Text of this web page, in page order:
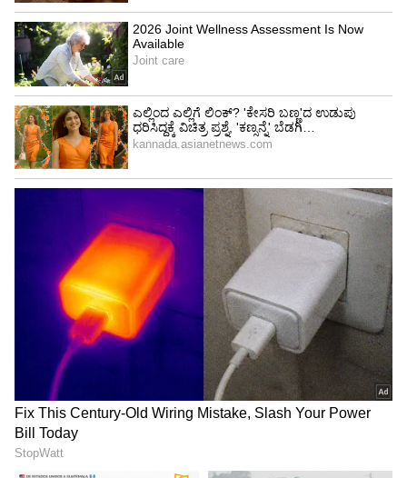
ಜೊತೆ ಚೆಲ್ಲಾಟವಾಡುತ್ತಿದೆ. ರಾಜ್ಯದಲ್ಲಿ ಕೊರೋನಾ ಸೋಂಕು
ಪ್ರಕರಣಗಳು ದಿನದಿಂದ ದಿನಕ್ಕೆ ಹೆಚ್ಚಳವಾಗುತ್ತಿದ್ದು, ಸರ್ಕಾರ
ನಿಯಂತ್ರಣಕ್ಕೆ ಮುಂದಾಗಿದೆ. ಆದರೆ, ಕಾಂಗ್ರೆಸ್‌ ಪಾದಯಾತ್ರೆ
ಹೆಸರಿನಲ್ಲಿ ಜನರ ಗುಂಪು ಕಟ್ಟಿಕೊಂಡು ಸರ್ಕಾರದ
ನಿಯಮಗಳನ್ನು ಗಾಳಿಗೆ ತೂರುತ್ತಿದೆ ಎಂದು ಪ್ರಕಟಣೆ ಮೂಲಕ
ಕಿಡಿಕಾರಿದ್ದಾರೆ.